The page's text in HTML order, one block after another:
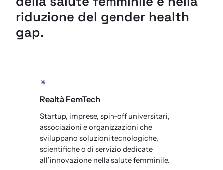
riduzione del gender health
gap.
✴
Realtà FemTech
Startup, imprese, spin-off universitari,
associazioni e organizzazioni che
sviluppano soluzioni tecnologiche,
scientifiche o di servizio dedicate
all’innovazione nella salute femminile.